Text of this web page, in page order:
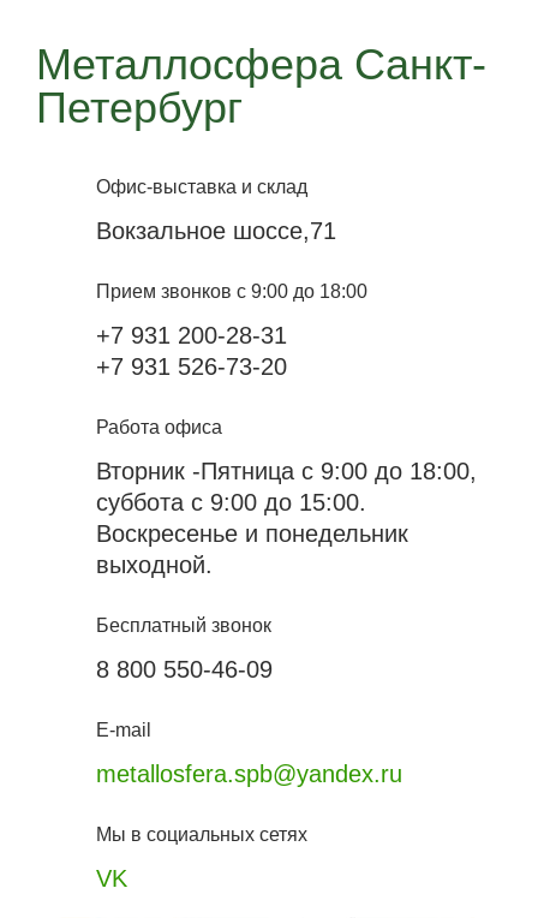
Металлосфера Санкт-
Петербург
Офис-выставка и склад
Вокзальное шоссе,71
Прием звонков с 9:00 до 18:00
+7 931 200-28-31
+7 931 526-73-20
Работа офиса
Вторник -Пятница с 9:00 до 18:00,
суббота с 9:00 до 15:00.
Воскресенье и понедельник
выходной.
Бесплатный звонок
8 800 550-46-09
E-mail
metallosfera.spb@yandex.ru
Мы в социальных сетях
VK